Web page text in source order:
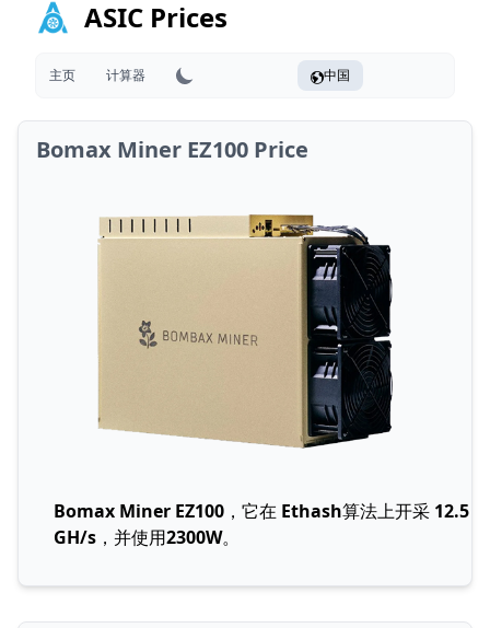
ASIC Prices
主页 计算器 中国
Bomax Miner EZ100 Price
Bomax Miner EZ100 ，它在 Ethash算法上开采 12.5
GH/s ，并使用2300W。